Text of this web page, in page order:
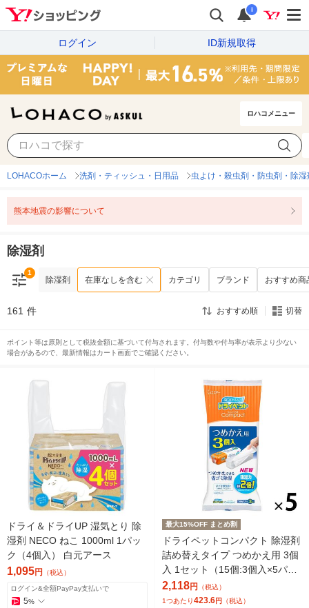
i
ログイン ID新規取得
ロハコメニュー
1
おすすめ商
LOHACOホーム 洗剤・ティッシュ・日用品 虫よけ・殺虫剤・防虫剤・除湿
熊本地震の影響について
除湿剤
1
除湿剤 在庫なしを含む カテゴリ ブランド おすすめ商
161 件 おすすめ順 切替
ポイント等は原則として税抜金額に基づいて付与されます。付与数や付与率が表示より少ない
場合があるので、最新情報はカート画面でご確認ください。
ドライ＆ドライUP 湿気とり 除
湿剤 NECO ねこ 1000ml 1パッ
ク（4個入） 白元アース
1,095円 （税込）
ログイン&全額PayPay支払いで
5%
最大15%OFF まとめ割
ドライペットコンパクト 除湿剤
詰め替えタイプ つめかえ用 3個
入 1セット（15個:3個入×5パッ
ク）
2,118円 （税込）
1つあたり423.6円 （税込）